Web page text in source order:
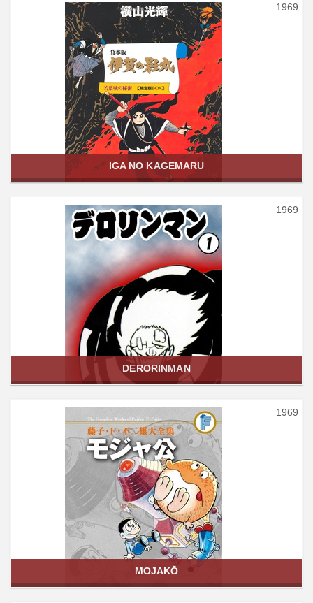
1969
IGA NO KAGEMARU
1969
DERORINMAN
1969
MOJAKŌ